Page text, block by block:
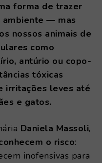
forma de trazer
ambiente — mas
nossos animais de
como
antúrio ou copo-
tóxicas
irritações leves até
e gatos.
Daniela Massoli,
o risco:
inofensivas para